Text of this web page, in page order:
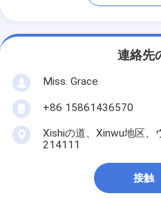
連絡先
Miss. Grace
+86 15861436570
Xishiの道、Xinwu地区、
214111
接触